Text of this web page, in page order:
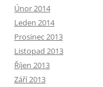
Únor 2014
Leden 2014
Prosinec 2013
Listopad 2013
Říjen 2013
Září 2013